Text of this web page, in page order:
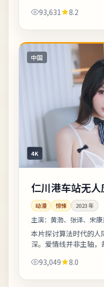
故事，允许多种答案。
93,631 8.2
中国
4K
仁川港车站无人
动漫 惊悚 2023年
主演： 黄渤、张译、宋
本片探讨算法时代的
深。爱情线并非主轴
会声音细节。《仁川港
93,049 8.0